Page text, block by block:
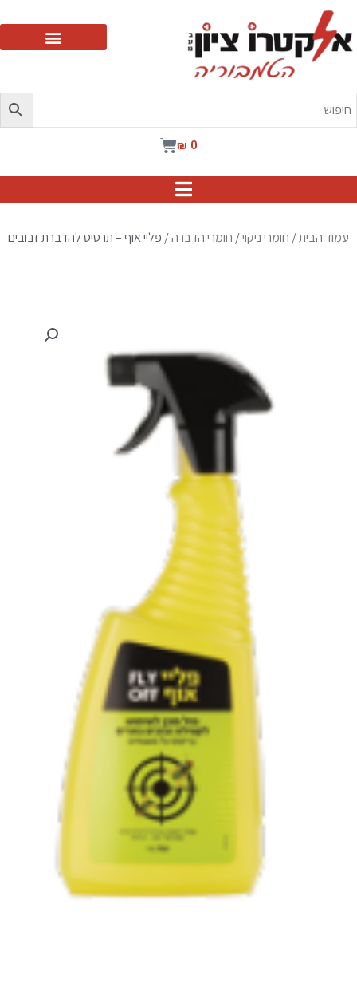
₪ 0
עגלת
עמוד הבית/ חומרי ניקוי/ חומרי הדברה/ פליי אוף – תרסיס להדברת זבובים